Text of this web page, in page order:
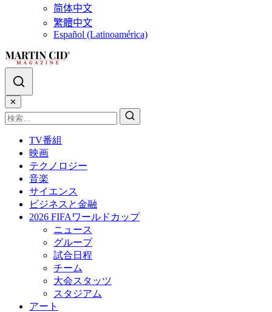
简体中文
繁體中文
Español (Latinoamérica)
✕
TV番組
映画
テクノロジー
音楽
サイエンス
ビジネスと金融
2026 FIFAワールドカップ
ニュース
グループ
試合日程
チーム
大会スタッツ
スタジアム
アート